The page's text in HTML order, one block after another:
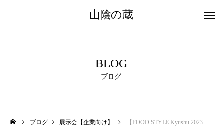
山陰の蔵
BLOG
ブログ
ブログ 展示会【企業向け】 【FOOD STYLE Kyushu 2023】に参加します！